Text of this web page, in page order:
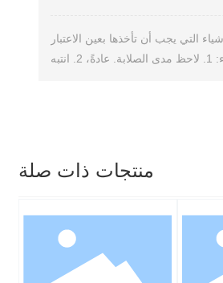
التي يجب أن تأخذها بعين الاعتبار
عند الشراء: 1. لاحظ مدى الصلابة. عادةً، 2. انتبه
منتجات ذات صلة